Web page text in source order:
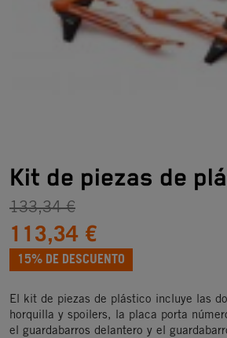
Kit de piezas de
133,34 €
113,34 €
15% DE DESCUENTO
El kit de piezas de plástico incluye las
horquilla y spoilers, la placa porta
el guardabarros delantero y el